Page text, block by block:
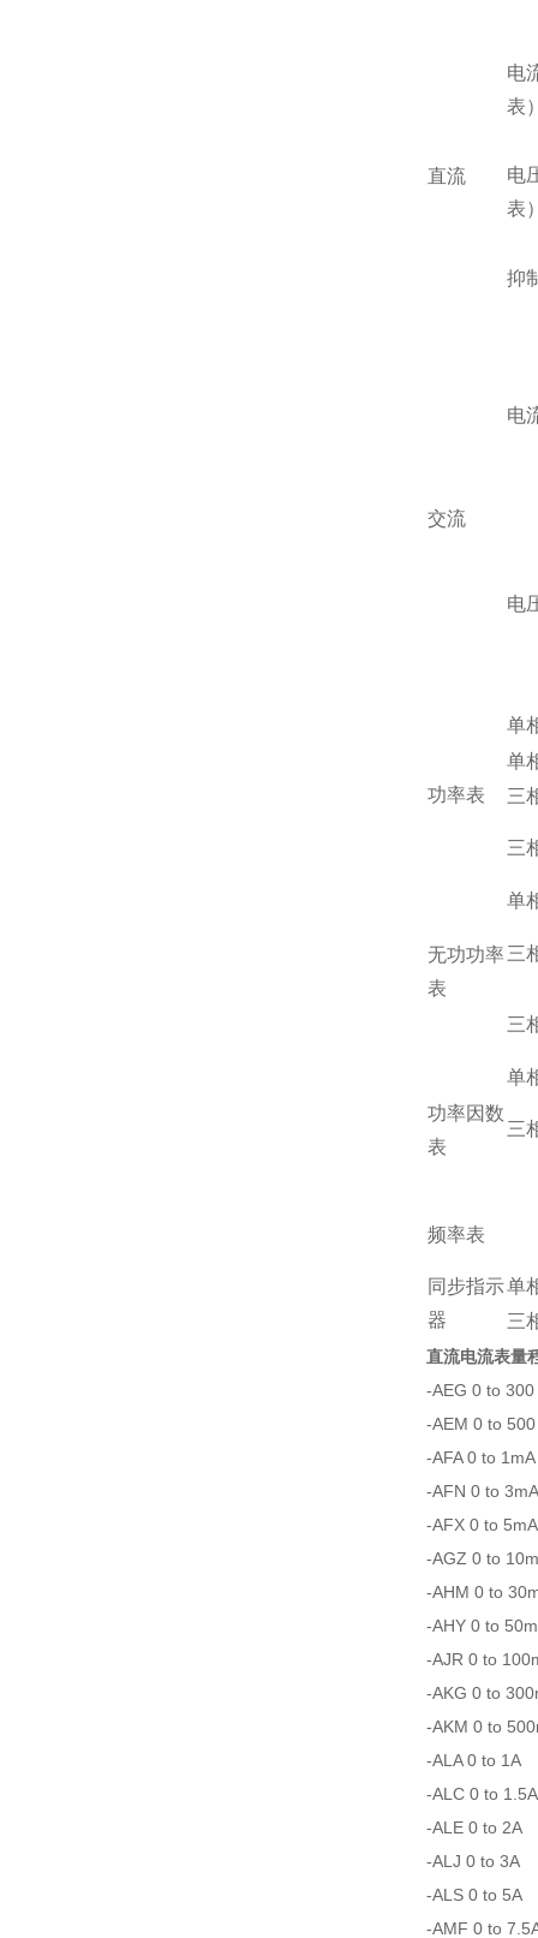
直流
电
表
电
表
抑
交流
电
电
功率表
单
单
三
三
无功功率
表
单
三
三
功率因数
表
单
三
频率表
同步指示
器
单
三
直流电流表量
-AEG 0 to
-AEM 0 to
-AFA 0 to 1mA
-AFN 0 to 3mA
-AFX 0 to 5mA
-AGZ 0 to
-AHM 0 to
-AHY 0 to
-AJR 0 to
-AKG 0 to
-AKM 0 to
-ALA 0 to 1A
-ALC 0 to 1.5A
-ALE 0 to 2A
-ALJ 0 to 3A
-ALS 0 to 5A
-AMF 0 to